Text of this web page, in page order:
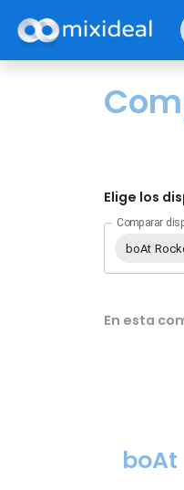
Elige los
Comparar
boAt
En esta
boAt